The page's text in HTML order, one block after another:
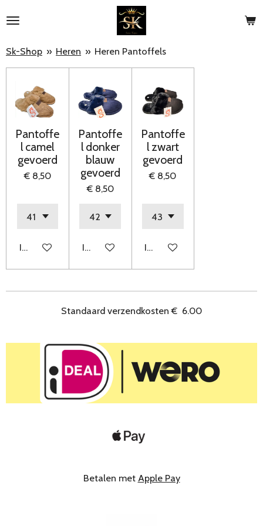
direct
de
hoofdinhoud
Sk-Shop » Heren » Heren Pantoffels
Pantoffe
l camel
gevoerd
€ 8,50
In winkelwagen
Pantoffe
l donker
blauw
gevoerd
€ 8,50
In winkelwagen
Pantoffe
l zwart
gevoerd
€ 8,50
In winkelwagen
Standaard verzendkosten€ 6.00
Betalen met Apple Pay